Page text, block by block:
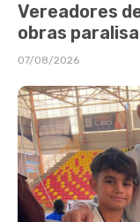
Vereadores
obras
07/08/2026